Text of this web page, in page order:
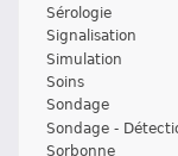
Sérologie
Signalisation
Simulation
Soins
Sondage
Sondage -
Sorbonne